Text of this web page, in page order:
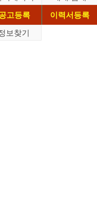
고등록
이력서등록
보찾기